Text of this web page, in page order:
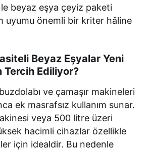
beyaz eşya çeyiz paketi
uyumu önemli bir kriter hâline
Beyaz Eşyalar Yeni
Tercih Ediliyor?
ve çamaşır makineleri
ek masrafsız kullanım sunar.
veya 500 litre üzeri
hacimli cihazlar özellikle
için idealdir. Bu nedenle